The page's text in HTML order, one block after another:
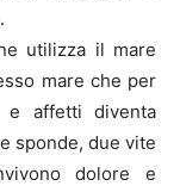
utilizza il mare
mare che per
e affetti diventa
sponde, due vite
dolore e